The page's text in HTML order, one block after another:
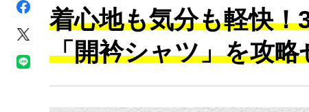
着心地も気分も軽快
「開衿シャツ」を攻略